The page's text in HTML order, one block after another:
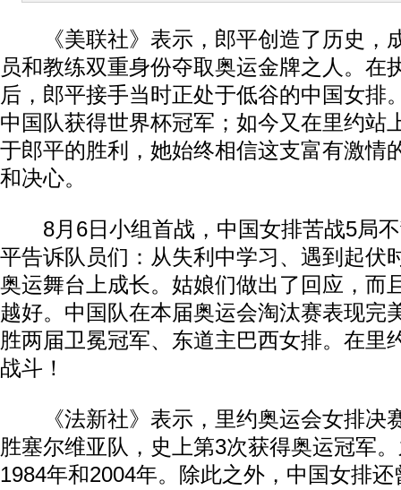
《美联社》表示，郎平创造了历史，
员和教练双重身份夺取奥运金牌之人。在
后，郎平接手当时正处于低谷的中国女排
中国队获得世界杯冠军；如今又在里约站
于郎平的胜利，她始终相信这支富有激情
和决心。
8月6日小组首战，中国女排苦战5局不
平告诉队员们：从失利中学习、遇到起伏
奥运舞台上成长。姑娘们做出了回应，而
越好。中国队在本届奥运会淘汰赛表现完
胜两届卫冕冠军、东道主巴西女排。在里
战斗！
《法新社》表示，里约奥运会女排决
胜塞尔维亚队，史上第3次获得奥运冠军
1984年和2004年。除此之外，中国女排